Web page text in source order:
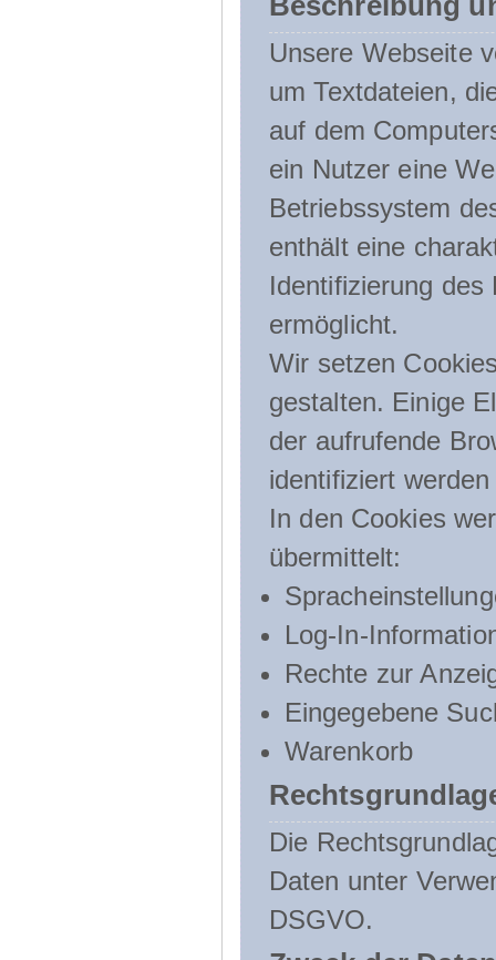
Unsere Webseite
um Textdateien,
auf dem
ein Nutzer eine
Betriebssystem
enthält eine
Identifizierung
ermöglicht.
Wir setzen
gestalten. Einige
der aufrufende
identifiziert
In den Cookies
übermittelt:
Log-In-
Rechte zur
Eingegebene
Warenkorb
Die
Daten unter
DSGVO.